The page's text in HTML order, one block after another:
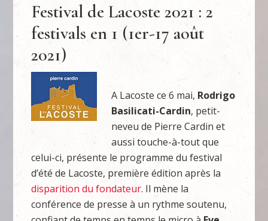
Festival de Lacoste 2021 : 2
festivals en 1 (1er-17 août
2021)
A Lacoste ce 6 mai, Rodrigo
Basilicati-Cardin, petit-
neveu de Pierre Cardin et
aussi touche-à-tout que
celui-ci, présente le programme du festival
d’été de Lacoste, première édition après la
disparition du fondateur. Il mène la
conférence de presse à un rythme soutenu,